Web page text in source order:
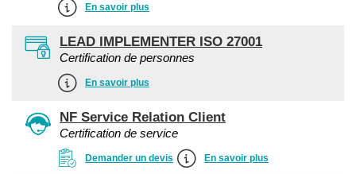
En savoir plus
LEAD IMPLEMENTER ISO 27001
Certification de personnes
En savoir plus
NF Service Relation Client
Certification de service
Demander un devis En savoir plus